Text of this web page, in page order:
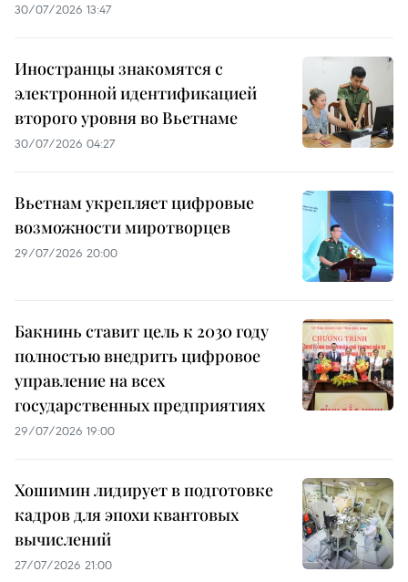
30/07/2026 13:47
Иностранцы знакомятся с
электронной идентификацией
второго уровня во Вьетнаме
30/07/2026 04:27
Вьетнам укрепляет цифровые
возможности миротворцев
29/07/2026 20:00
Бакнинь ставит цель к 2030 году
полностью внедрить цифровое
управление на всех
государственных предприятиях
29/07/2026 19:00
Хошимин лидирует в подготовке
кадров для эпохи квантовых
вычислений
27/07/2026 21:00